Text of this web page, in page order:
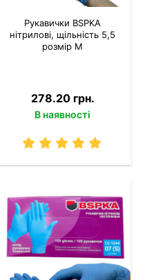
Рукавички BSPKA
нітрилові, щільність 5,5
розмір M
278.20 грн.
В наявності